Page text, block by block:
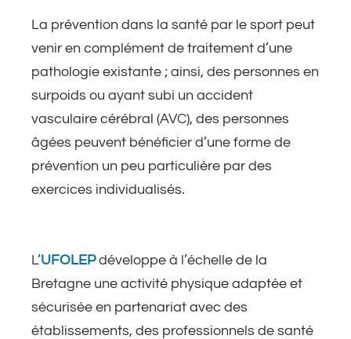
La prévention dans la santé par le sport peut
venir en complément de traitement d’une
pathologie existante ; ainsi, des personnes en
surpoids ou ayant subi un accident
vasculaire cérébral (AVC), des personnes
âgées peuvent bénéficier d’une forme de
prévention un peu particulière par des
exercices individualisés.
L’UFOLEPdéveloppe à l’échelle de la
Bretagne une activité physique adaptée et
sécurisée en partenariat avec des
établissements, des professionnels de santé